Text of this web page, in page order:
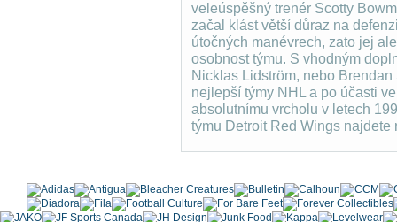
veleúspěšný trenér Scotty
začal klást větší důraz na
útočných manévrech, zato jej
osobnost týmu. S vhodným
Nicklas Lidström, nebo
nejlepší týmy NHL a po účasti
absolutnímu vrcholu v letech
týmu Detroit Red Wings najdete